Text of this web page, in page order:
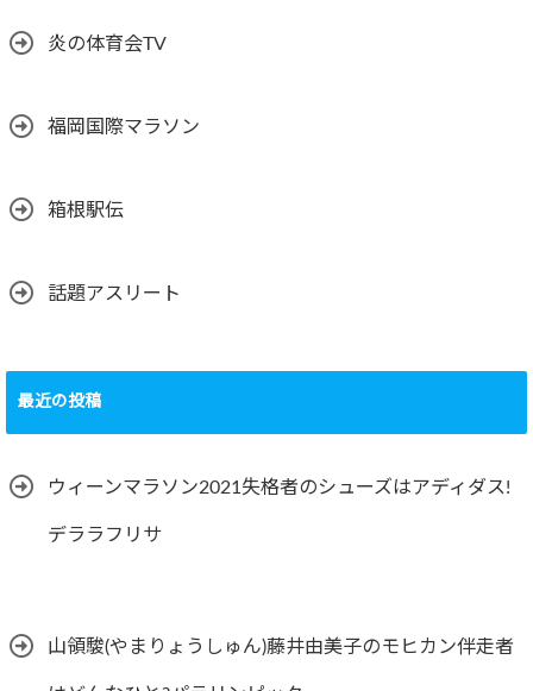
炎の体育会TV
福岡国際マラソン
箱根駅伝
話題アスリート
最近の投稿
ウィーンマラソン2021失格者のシューズはアディダス!
デララフリサ
山領駿(やまりょうしゅん)藤井由美子のモヒカン伴走者